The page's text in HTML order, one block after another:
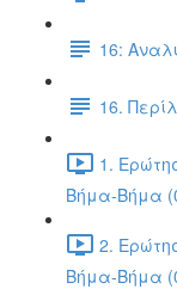
16:
16.
1.
Βήμα-Βήμα
2.
Βήμα-Βήμα